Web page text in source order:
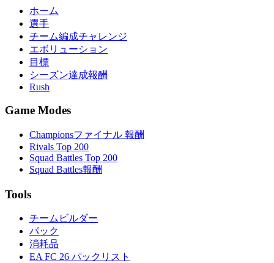
ホーム
選手
チーム編成チャレンジ
エボリューション
目標
シーズン達成報酬
Rush
Game Modes
Championsファイナル 報酬
Rivals Top 200
Squad Battles Top 200
Squad Battles報酬
Tools
チームビルダー
パック
消耗品
EA FC 26 パックリスト